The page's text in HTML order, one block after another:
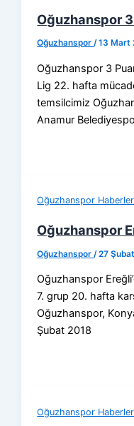
Oğuzhanspor 3
Oğuzhanspor/13 Mart
Oğuzhanspor 3
Lig 22. hafta
temsilcimiz
Anamur
Oğuzhanspor
Oğuzhanspor
Oğuzhanspor /27
Oğuzhanspor
7. grup 20. hafta
Oğuzhanspor,
Şubat 2018
Oğuzhanspor